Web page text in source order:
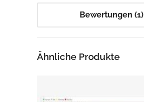
Bewertungen (1)
Ähnliche Produkte